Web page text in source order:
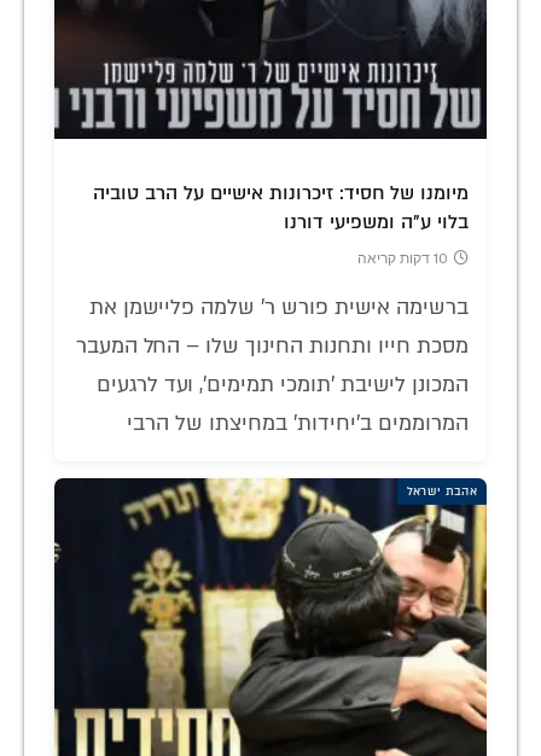
מיומנו של חסיד: זיכרונות אישיים על הרב טוביה
בלוי ע"ה ומשפיעי דורנו
10 דקות קריאה
ברשימה אישית פורש ר' שלמה פליישמן את
מסכת חייו ותחנות החינוך שלו – החל המעבר
המכונן לישיבת 'תומכי תמימים', ועד לרגעים
המרוממים ב'יחידות' במחיצתו של הרבי
אהבת ישראל